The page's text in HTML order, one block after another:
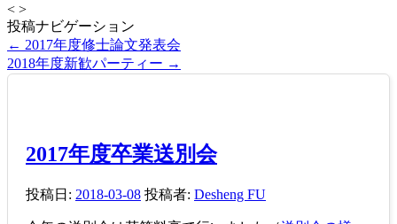
< >
投稿ナビゲーション
← 2017年度修士論文発表会
2018年度新歓パーティー →
2017年度卒業送別会
投稿日: 2018-03-08 投稿者: Desheng FU